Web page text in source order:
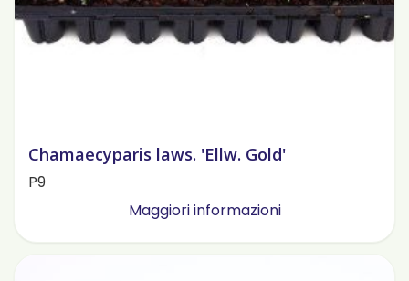
Chamaecyparis laws. 'Ellw. Gold'
P9
Maggiori informazioni